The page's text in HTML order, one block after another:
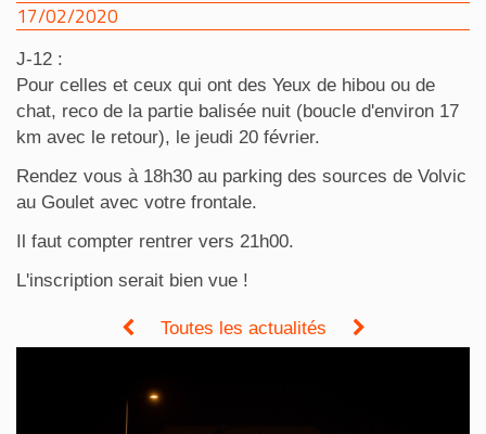
17/02/2020
J-12 :
Pour celles et ceux qui ont des Yeux de hibou ou de
chat, reco de la partie balisée nuit (boucle d'environ 17
km avec le retour), le jeudi 20 février.
Rendez vous à 18h30 au parking des sources de Volvic
au Goulet avec votre frontale.
Il faut compter rentrer vers 21h00.
L'inscription serait bien vue !
Toutes les actualités